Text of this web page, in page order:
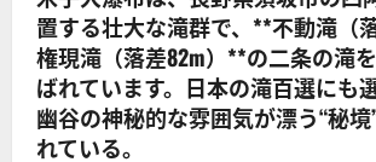
置する壮大な滝群で、**不動滝（
権現滝（落差82m）**の二条の滝
ばれています。日本の滝百選にも
幽谷の神秘的な雰囲気が漂う“秘境
れている。